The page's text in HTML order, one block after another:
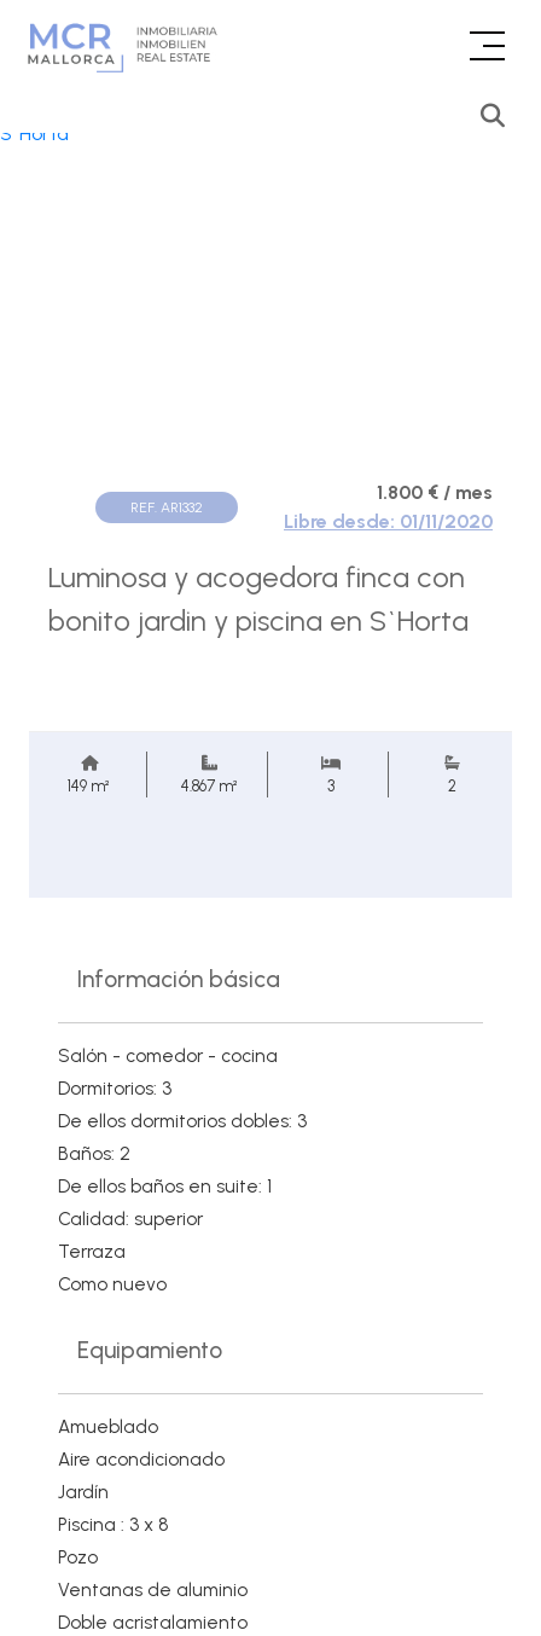
REF. AR1332
1.800 € / mes
Libre desde: 01/11/2020
Luminosa y acogedora finca con
bonito jardin y piscina en S`Horta
149 m² 4.867 m² 3 2
Información básica
Salón - comedor - cocina
Dormitorios: 3
De ellos dormitorios dobles: 3
Baños: 2
De ellos baños en suite: 1
Calidad: superior
Terraza
Como nuevo
Equipamiento
Amueblado
Aire acondicionado
Jardín
Piscina : 3 x 8
Pozo
Ventanas de aluminio
Doble acristalamiento